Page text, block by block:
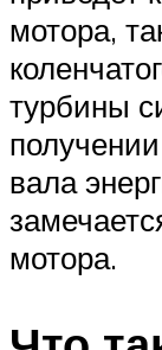
мотора,
турбины
вала
мотора.